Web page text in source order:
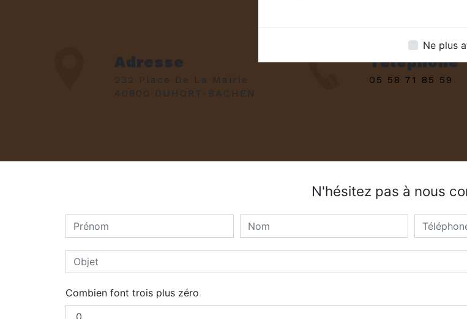
Ne plus
Adresse
232 Place De La Mairie
40800 DUHORT-BACHEN
Téléphone
05 58 71 85 59
N'hésitez pas à nous
Combien font trois plus zéro